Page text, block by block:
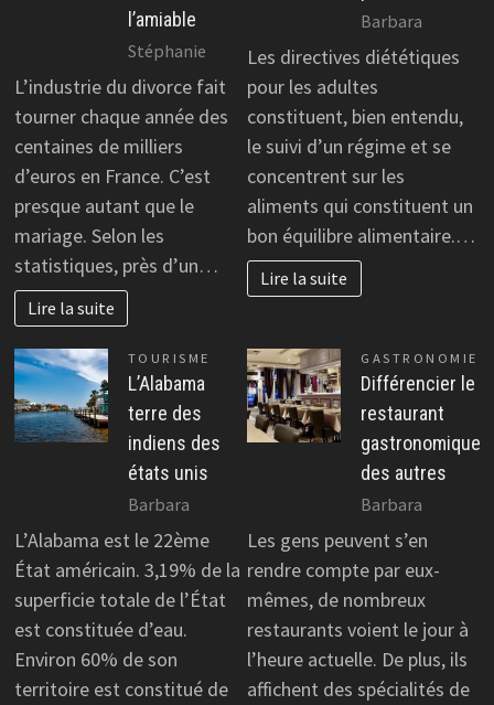
l’amiable
Stéphanie
L’industrie du divorce fait
tourner chaque année des
centaines de milliers
d’euros en France. C’est
presque autant que le
mariage. Selon les
statistiques, près d’un…
Lire la suite
Barbara
Les directives diététiques
pour les adultes
constituent, bien entendu,
le suivi d’un régime et se
concentrent sur les
aliments qui constituent un
bon équilibre alimentaire.…
Lire la suite
TOURISME
L’Alabama
terre des
indiens des
états unis
Barbara
L’Alabama est le 22ème
État américain. 3,19% de la
superficie totale de l’État
est constituée d’eau.
Environ 60% de son
territoire est constitué de
GASTRONOMIE
Différencier le
restaurant
gastronomique
des autres
Barbara
Les gens peuvent s’en
rendre compte par eux-
mêmes, de nombreux
restaurants voient le jour à
l’heure actuelle. De plus, ils
affichent des spécialités de